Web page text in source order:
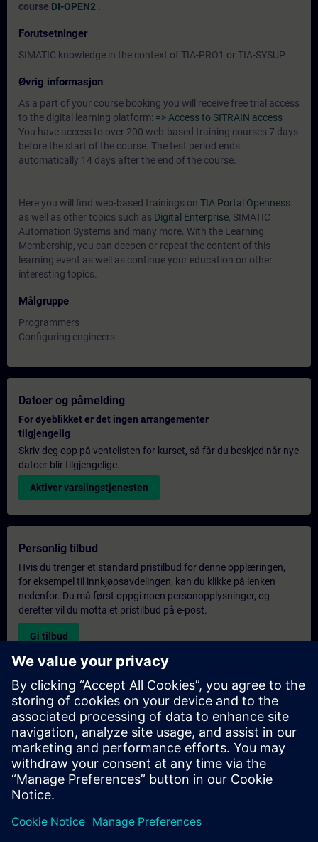
course DI-OPEN2 .
Forutsetninger
SIMATIC knowledge in the context of TIA-PRO1 or TIA-SYSUP
Øvrig informasjon
As a part of your course booking you will receive free trial access
to the digital learning platform: => Access to SITRAIN access
You have access to over 200 web-based training courses 7 days
before the start of the course. The test period ends
automatically 14 days after the end of the course.
Here you will find web-based trainings on TIA Portal Openness
as well as other topics such as Digital Enterprise, SIMATIC
Automation Systems and many more. With the Learning
Membership, you can deepen or repeat the content of this
learning event as well as continue your education on other
interesting topics.
Målgruppe
Programmers
Configuring engineers
Datoer og påmelding
For øyeblikket er det ingen arrangementer
tilgjengelig
Skriv deg opp på ventelisten for kurset, så får du beskjed når nye
datoer blir tilgjengelige.
Aktiver varslingstjenesten
Personlig tilbud
Hvis du trenger et standard pristilbud for denne opplæringen,
for eksempel til innkjøpsavdelingen, kan du klikke på lenken
nedenfor. Du må først oppgi noen personopplysninger, og
deretter vil du motta et pristilbud på e-post.
Gi tilbud
Forespørsel om eksklusiv opplæring
Fyll ut skjemaet nedenfor hvis du ønsker et tilbud på et
eksklusivt kurs, enten på stedet, virtuelt eller på vårt SITRAIN-
kurssenter. Denne typen forespørsel passer for større grupper (6
personer eller flere). Etter at du har oppgitt kontaktinformasjon
og kursbehov, vil du motta et tilbud fra oss.
Be om eksklusivt tilbud